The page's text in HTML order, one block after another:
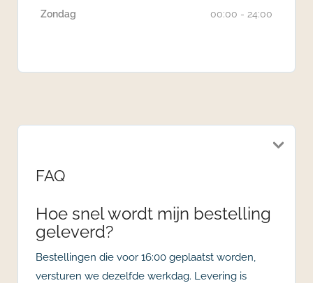
Zondag
00:00 - 24:00
FAQ
Hoe snel wordt mijn bestelling
geleverd?
Bestellingen die voor 16:00 geplaatst worden,
versturen we dezelfde werkdag. Levering is